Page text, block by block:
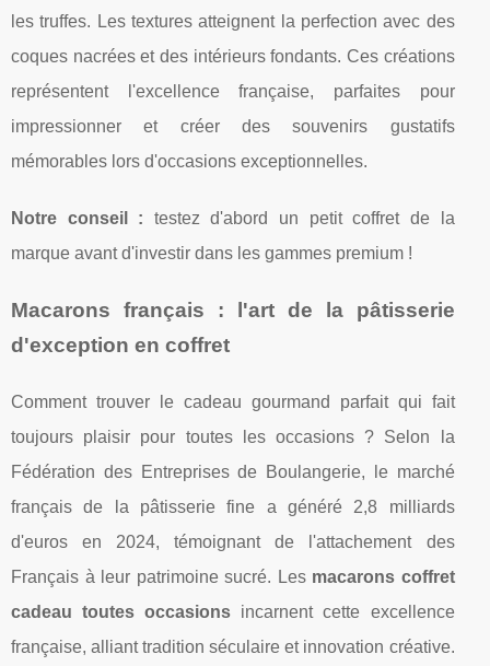
les truffes. Les textures atteignent la perfection avec des
coques nacrées et des intérieurs fondants. Ces créations
représentent l'excellence française, parfaites pour
impressionner et créer des souvenirs gustatifs
mémorables lors d'occasions exceptionnelles.
Notre conseil : testez d'abord un petit coffret de la
marque avant d'investir dans les gammes premium !
Macarons français : l'art de la pâtisserie
d'exception en coffret
Comment trouver le cadeau gourmand parfait qui fait
toujours plaisir pour toutes les occasions ? Selon la
Fédération des Entreprises de Boulangerie, le marché
français de la pâtisserie fine a généré 2,8 milliards
d'euros en 2024, témoignant de l'attachement des
Français à leur patrimoine sucré. Les macarons coffret
cadeau toutes occasions incarnent cette excellence
française, alliant tradition séculaire et innovation créative.